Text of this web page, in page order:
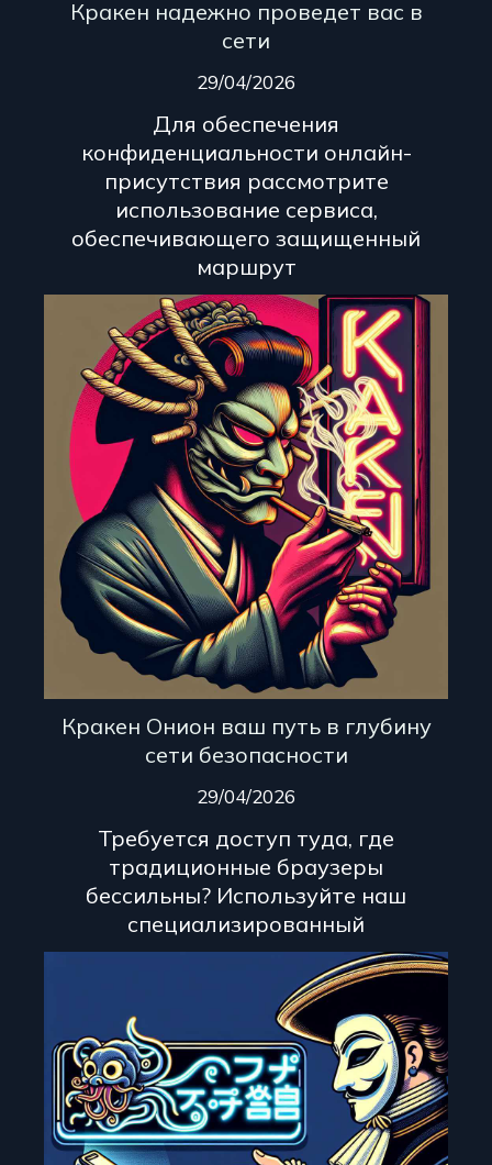
Кракен надежно проведет вас в
сети
29/04/2026
Для обеспечения
конфиденциальности онлайн-
присутствия рассмотрите
использование сервиса,
обеспечивающего защищенный
маршрут
Кракен Онион ваш путь в глубину
сети безопасности
29/04/2026
Требуется доступ туда, где
традиционные браузеры
бессильны? Используйте наш
специализированный